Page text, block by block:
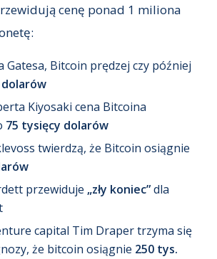
cenę ponad 1 miliona
Gatesa, Bitcoin prędzej czy później
dolarów
Kiyosaki cena Bitcoina
75 tysięcy dolarów
twierdzą, że Bitcoin osiągnie
przewiduje „zły koniec”dla
capital Tim Draper trzyma się
że bitcoin osiągnie 250 tys.